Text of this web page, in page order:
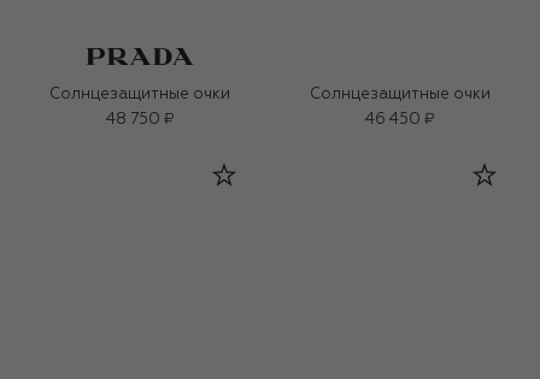
Солнцезащитные очки
48 750 ₽
Солнцезащитные очки
46 450 ₽